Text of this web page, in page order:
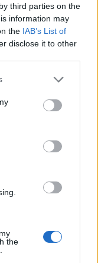
third parties on the
information may
the IAB’s List of
disclose it to other
or more Google
You may click to
party tags to
in below Google
the
des
l'humeur, des
pour
de ce
produit très
de fitness
Il contribue à
Des
de citrulline à
améliorer